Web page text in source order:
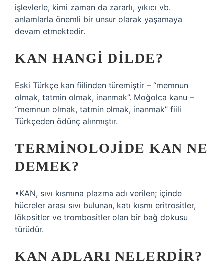
işlevlerle, kimi zaman da zararlı, yıkıcı vb.
anlamlarla önemli bir unsur olarak yaşamaya
devam etmektedir.
KAN HANGI DILDE?
Eski Türkçe kan fiilinden türemiştir – “memnun
olmak, tatmin olmak, inanmak”. Moğolca kanu –
“memnun olmak, tatmin olmak, inanmak” fiili
Türkçeden ödünç alınmıştır.
TERMINOLOJIDE KAN NE
DEMEK?
•KAN, sıvı kısmına plazma adı verilen; içinde
hücreler arası sıvı bulunan, katı kısmı eritrositler,
lökositler ve trombositler olan bir bağ dokusu
türüdür.
KAN ADLARI NELERDIR?